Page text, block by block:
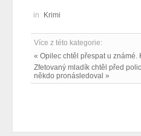
in Krimi
Více z této kategorie:
« Opilec chtěl přespat u
Zfetovaný mladík chtěl před
někdo pronásledoval »